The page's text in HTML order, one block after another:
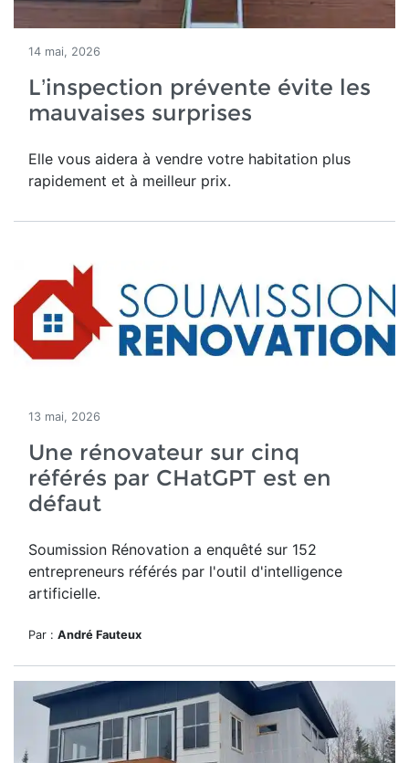
14 mai, 2026
L’inspection prévente évite les
mauvaises surprises
Elle vous aidera à vendre votre habitation plus
rapidement et à meilleur prix.
13 mai, 2026
Une rénovateur sur cinq
référés par CHatGPT est en
défaut
Soumission Rénovation a enquêté sur 152
entrepreneurs référés par l'outil d'intelligence
artificielle.
Par : André Fauteux